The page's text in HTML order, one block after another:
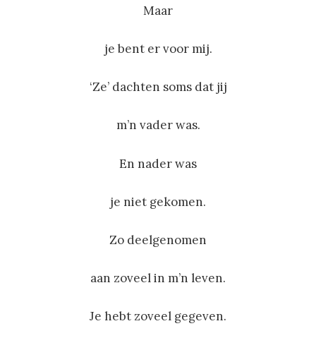
Maar
je bent er voor mij.
‘Ze’ dachten soms dat jij
m’n vader was.
En nader was
je niet gekomen.
Zo deelgenomen
aan zoveel in m’n leven.
Je hebt zoveel gegeven.